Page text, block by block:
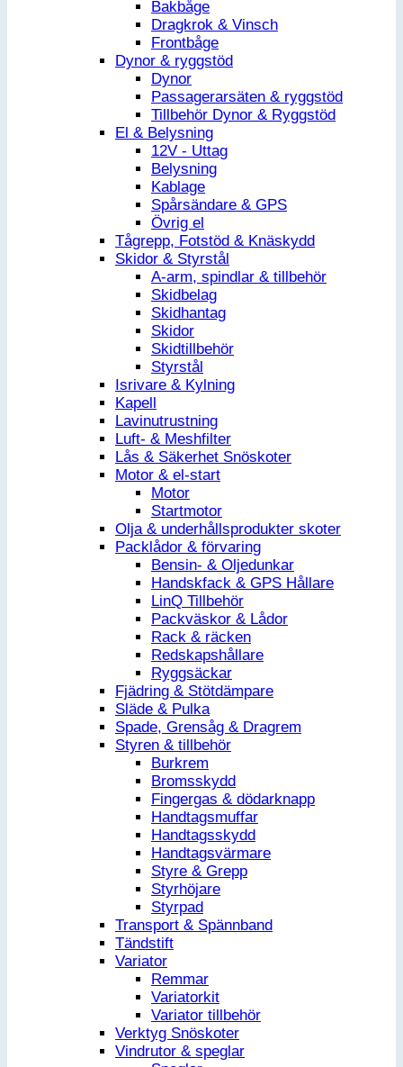
Bakbåge
Dragkrok & Vinsch
Frontbåge
Dynor & ryggstöd
Dynor
Passagerarsäten & ryggstöd
Tillbehör Dynor & Ryggstöd
El & Belysning
12V - Uttag
Belysning
Kablage
Spårsändare & GPS
Övrig el
Tågrepp, Fotstöd & Knäskydd
Skidor & Styrstål
A-arm, spindlar & tillbehör
Skidbelag
Skidhantag
Skidor
Skidtillbehör
Styrstål
Isrivare & Kylning
Kapell
Lavinutrustning
Luft- & Meshfilter
Lås & Säkerhet Snöskoter
Motor & el-start
Motor
Startmotor
Olja & underhållsprodukter skoter
Packlådor & förvaring
Bensin- & Oljedunkar
Handskfack & GPS Hållare
LinQ Tillbehör
Packväskor & Lådor
Rack & räcken
Redskapshållare
Ryggsäckar
Fjädring & Stötdämpare
Släde & Pulka
Spade, Grensåg & Dragrem
Styren & tillbehör
Burkrem
Bromsskydd
Fingergas & dödarknapp
Handtagsmuffar
Handtagsskydd
Handtagsvärmare
Styre & Grepp
Styrhöjare
Styrpad
Transport & Spännband
Tändstift
Variator
Remmar
Variatorkit
Variator tillbehör
Verktyg Snöskoter
Vindrutor & speglar